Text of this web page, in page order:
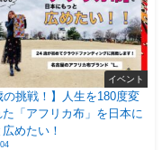
イベント
の挑戦！】人生を180度変
た「アフリカ布」を日本に
めたい！